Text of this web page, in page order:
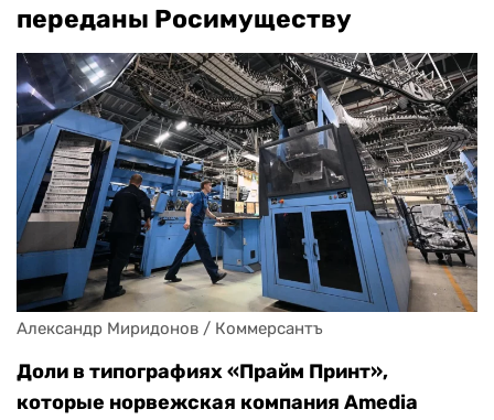
переданы Росимуществу
Александр Миридонов / Коммерсантъ
Доли в типографиях «Прайм Принт»,
которые норвежская компания Amedia